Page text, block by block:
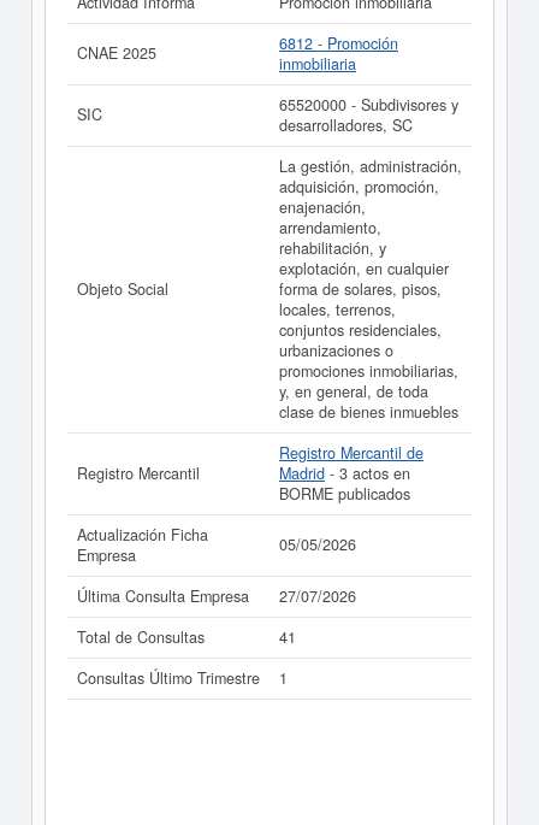
La última actualización del informe de empresa se ha
realizado el 05/05/2026.
CNAE 2025
6812 - Promoción
inmobiliaria
SIC
65520000 - Subdivisores y
desarrolladores, SC
Objeto Social
La gestión, administración,
adquisición, promoción,
enajenación,
arrendamiento,
rehabilitación, y
explotación, en cualquier
forma de solares, pisos,
locales, terrenos,
conjuntos residenciales,
urbanizaciones o
promociones inmobiliarias,
y, en general, de toda
clase de bienes inmuebles
Registro Mercantil
Registro Mercantil de
Madrid - 3 actos en
BORME publicados
Actualización Ficha
Empresa
05/05/2026
Última Consulta Empresa
27/07/2026
Total de Consultas
41
Consultas Último Trimestre
1